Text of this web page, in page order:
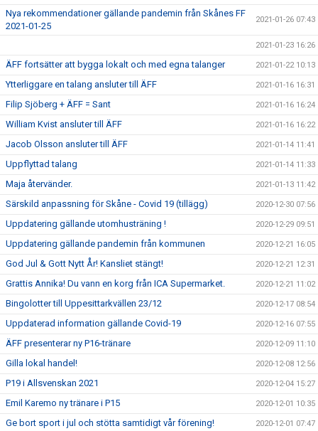
Nya rekommendationer gällande pandemin från Skånes FF
2021-01-25
2021-01-26 07:43
2021-01-23 16:26
ÄFF fortsätter att bygga lokalt och med egna talanger 2021-01-22 10:13
Ytterliggare en talang ansluter till ÄFF 2021-01-16 16:31
Filip Sjöberg + ÄFF = Sant 2021-01-16 16:24
William Kvist ansluter till ÄFF 2021-01-16 16:22
Jacob Olsson ansluter till ÄFF 2021-01-14 11:41
Uppflyttad talang 2021-01-14 11:33
Maja återvänder. 2021-01-13 11:42
Särskild anpassning för Skåne - Covid 19 (tillägg) 2020-12-30 07:56
Uppdatering gällande utomhusträning ! 2020-12-29 09:51
Uppdatering gällande pandemin från kommunen 2020-12-21 16:05
God Jul & Gott Nytt År! Kansliet stängt! 2020-12-21 12:31
Grattis Annika! Du vann en korg från ICA Supermarket. 2020-12-21 11:02
Bingolotter till Uppesittarkvällen 23/12 2020-12-17 08:54
Uppdaterad information gällande Covid-19 2020-12-16 07:55
ÄFF presenterar ny P16-tränare 2020-12-09 11:10
Gilla lokal handel! 2020-12-08 12:56
P19 i Allsvenskan 2021 2020-12-04 15:27
Emil Karemo ny tränare i P15 2020-12-01 10:35
Ge bort sport i jul och stötta samtidigt vår förening! 2020-12-01 07:47